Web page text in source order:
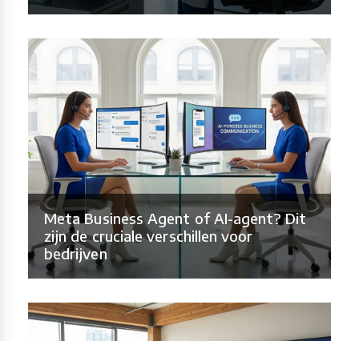
Meta Business Agent of AI-agent? Dit
zijn de cruciale verschillen voor
bedrijven